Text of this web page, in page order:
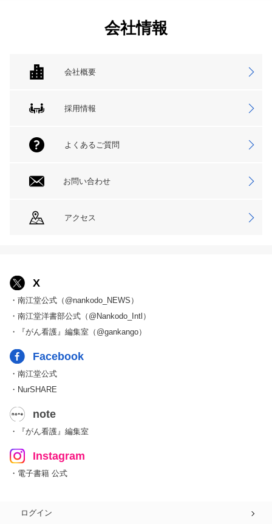
会社情報
会社概要
採用情報
よくあるご質問
お問い合わせ
アクセス
X
・南江堂公式（@nankodo_NEWS）
・南江堂洋書部公式（@Nankodo_Intl）
・『がん看護』編集室（@gankango）
Facebook
・南江堂公式
・NurSHARE
note
・『がん看護』編集室
Instagram
・電子書籍 公式
ログイン